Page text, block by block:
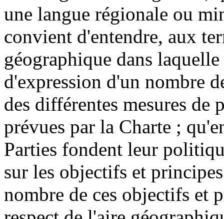
une langue régionale ou
convient d'entendre, aux
géographique dans
d'expression d'un nombre
des différentes mesures
prévues par la Charte ;
Parties fondent leur
sur les objectifs et
nombre de ces objectifs et